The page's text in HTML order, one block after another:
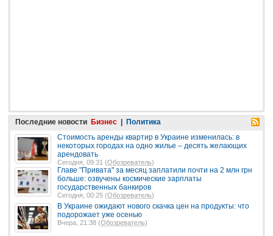
Последние новости Бизнес
Политика
Стоимость аренды квартир в Украине изменилась: в
некоторых городах на одно жилье – десять желающих
арендовать
Сегодня, 09:31 (Обозреватель)
Главе "Привата" за месяц заплатили почти на 2 млн грн
больше: озвучены космические зарплаты
государственных банкиров
Сегодня, 00:25 (Обозреватель)
В Украине ожидают нового скачка цен на продукты: что
подорожает уже осенью
Вчера, 21:38 (Обозреватель)